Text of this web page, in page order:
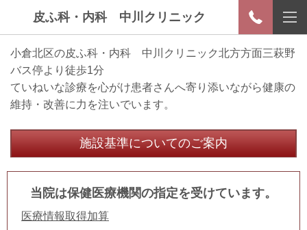
皮ふ科・内科 中川クリニック
小倉北区の皮ふ科・内科 中川クリニック北方方面三萩野
バス停より徒歩1分
ていねいな診療を心がけ患者さんへ寄り添いながら健康の
維持・改善に力を注いでいます。
施設基準についてのご案内
当院は保健医療機関の指定を受けています。
医療情報取得加算